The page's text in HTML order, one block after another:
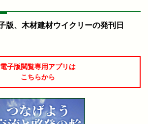
版、木材建材ウイクリーの発刊日
電子版閲覧専用アプリは
こちらから